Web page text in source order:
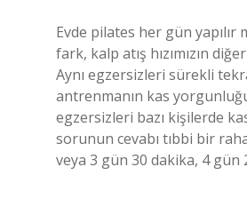
Evde pilates her gün yapılır
fark, kalp atış hızımızın
Aynı egzersizleri sürekli
antrenmanın kas
egzersizleri bazı kişilerde
sorunun cevabı tıbbi bir
veya 3 gün 30 dakika, 4 gün